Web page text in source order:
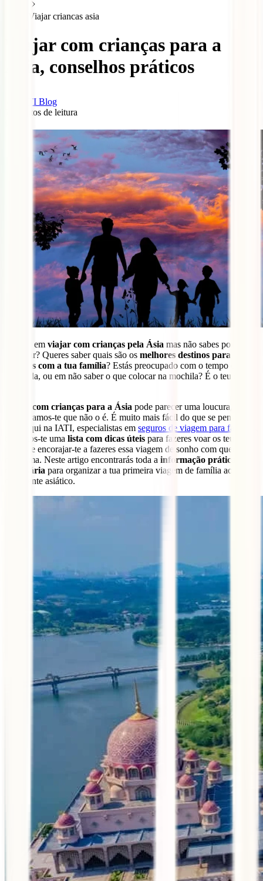
Viajar criancas asia
Viajar com crianças para a
Ásia, conselhos práticos
IATI Blog
minutos de leitura
Sonhas em viajar com crianças pela Ásia mas não sabes por onde
começar? Queres saber quais são os melhores destinos para
viajares com a tua família? Estás preocupado com o tempo e com
a comida, ou em não saber o que colocar na mochila? É o teu dia de
Viajar com crianças para a Ásia pode parecer uma loucura, mas
asseguramos-te que não o é. É muito mais fácil do que se pensa.
Hoje aqui na IATI, especialistas em seguros de viagem para famílias
trazemos-te uma lista com dicas úteis para fazeres voar os teus
medos e encorajar-te a fazeres essa viagem de sonho com quem
mais ama. Neste artigo encontrarás toda a informação prática
necessária para organizar a tua primeira viagem de família ao
continente asiático.